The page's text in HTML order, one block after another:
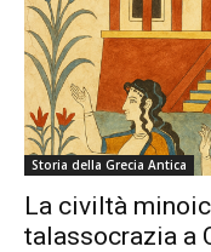
Storia della Grecia Antica
La civiltà
talassocrazia a